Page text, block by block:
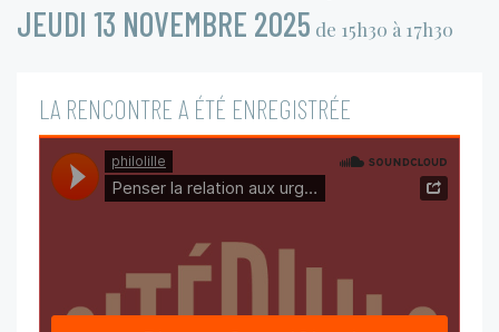
JEUDI 13 NOVEMBRE 2025 de 15h30 à 17h30
LA RENCONTRE A ÉTÉ ENREGISTRÉE